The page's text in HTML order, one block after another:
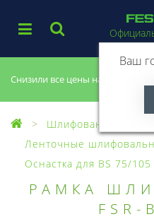
Снизили все цены на 20%, успей
Ваш
Шлифование
Ленточные
Оснастка для BS 75/105
РАМКА
FSR-